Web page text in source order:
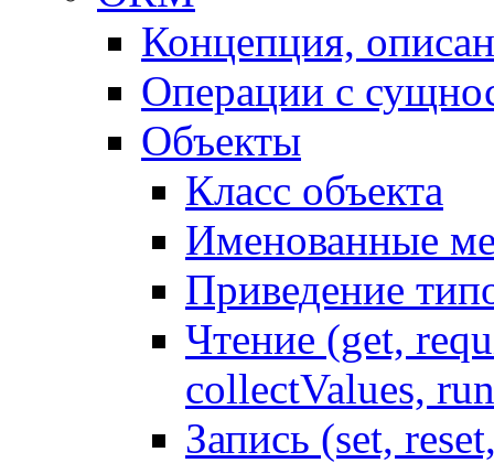
Концепция,
Операции с
Объекты
Класс объекта
Именованные
Приведение
Чтение (get,
collectValues,
Запись (set,